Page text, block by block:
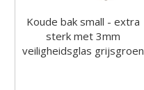
Koude bak small - extra
sterk met 3mm
veiligheidsglas grijsgroen